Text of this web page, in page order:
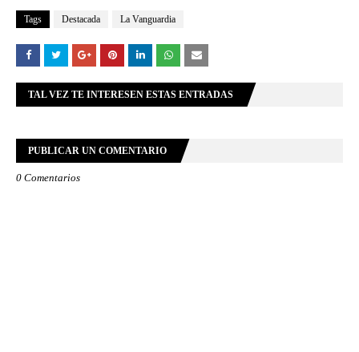
Tags Destacada La Vanguardia
TAL VEZ TE INTERESEN ESTAS ENTRADAS
PUBLICAR UN COMENTARIO
0 Comentarios